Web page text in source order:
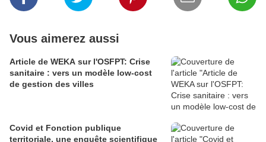
Vous aimerez aussi
Article de WEKA sur l'OSFPT: Crise
sanitaire : vers un modèle low-cost
de gestion des villes
Covid et Fonction publique
territoriale, une enquête scientifique